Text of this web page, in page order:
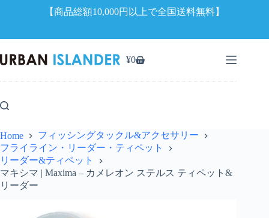
【商品総額10,000円以上で全国送料無料】
ン
ン
へ
キ
ッ
プ
シ
カ
ー
¥0
Home
フィッシングタックル&アクセサリー
フライライン・リーダー・ティペット
リーダー&ティペット
マキシマ | Maxima – カメレオン ステルス ティペット&
リーダー